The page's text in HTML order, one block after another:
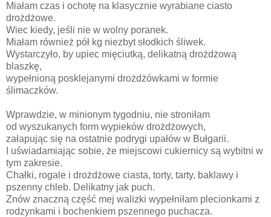
Miałam czas i ochotę na klasycznie wyrabiane ciasto
drożdżowe.
Wiec kiedy, jeśli nie w wolny poranek.
Miałam również pół kg niezbyt słodkich śliwek.
Wystarczyło, by upiec mięciutką, delikatną drożdżową
blaszkę,
wypełnioną posklejanymi drożdżówkami w formie
ślimaczków.
Wprawdzie, w minionym tygodniu, nie stroniłam
od wyszukanych form wypieków drożdżowych,
załapując się na ostatnie podrygi upałów w Bułgarii.
I uświadamiając sobie, że miejscowi cukiernicy są wybitni w
tym zakresie.
Chałki, rogale i drożdżowe ciasta, torty, tarty, baklawy i
pszenny chleb. Delikatny jak puch.
Znów znaczną część mej walizki wypełniłam plecionkami z
rodzynkami i bochenkiem pszennego puchacza.